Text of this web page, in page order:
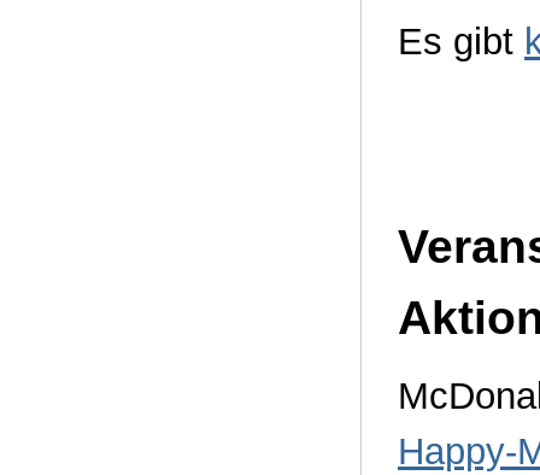
Es gibt
Happy-